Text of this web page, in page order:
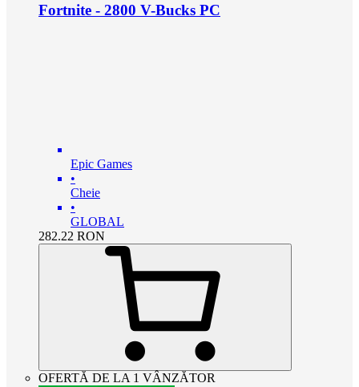
Fortnite - 2800 V-Bucks PC
Epic Games
•
Cheie
•
GLOBAL
282.22 RON
OFERTĂ DE LA 1 VÂNZĂTOR